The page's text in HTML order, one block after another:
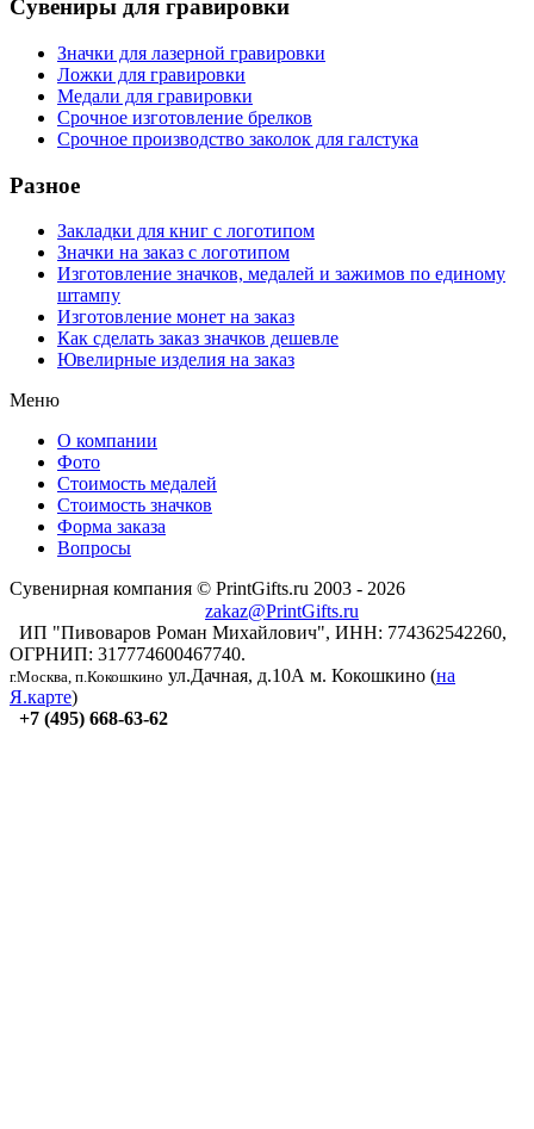
Сувениры для гравировки
Значки для лазерной гравировки
Ложки для гравировки
Медали для гравировки
Срочное изготовление брелков
Срочное производство заколок для галстука
Разное
Закладки для книг с логотипом
Значки на заказ с логотипом
Изготовление значков, медалей и зажимов по единому
штампу
Изготовление монет на заказ
Как сделать заказ значков дешевле
Ювелирные изделия на заказ
Меню
О компании
Фото
Стоимость медалей
Стоимость значков
Форма заказа
Вопросы
Сувенирная компания © PrintGifts.ru 2003 - 2026
zakaz@PrintGifts.ru
ИП "Пивоваров Роман Михайлович", ИНН: 774362542260,
ОГРНИП: 317774600467740.
г.Москва, п.Кокошкино ул.Дачная, д.10А м. Кокошкино (на
Я.карте)
+7 (495) 668-63-62